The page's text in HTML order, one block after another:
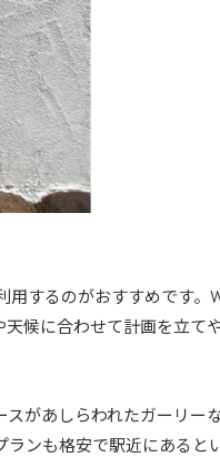
用するのがおすすめです。
候に合わせて計画を立て
があしらわれたガーリー
ンも格安で駅近にある